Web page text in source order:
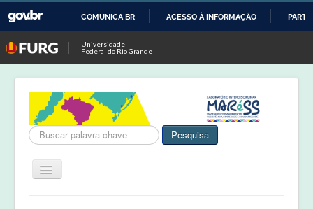
O
CONTEÚDO
COMUNICA BR ACESSO À INFORMAÇÃO
Universidade
Federal do Rio Grande
Busca Pesquisa
Alternar